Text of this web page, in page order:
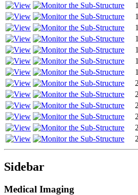
Sidebar
Medical Imaging